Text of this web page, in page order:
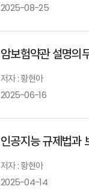
2025-08-25
암보험약관 설명의
저자 : 황현아
2025-06-16
인공지능 규제법과
저자 : 황현아
2025-04-14